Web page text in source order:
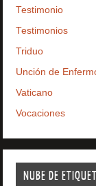
Testimonio
Testimonios
Triduo
Unción de
Vaticano
Vocaciones
NUBE DE